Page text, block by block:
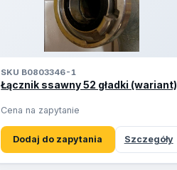
SKU B0803346-1
Łącznik ssawny 52 gładki (wariant)
Cena na zapytanie
Dodaj do zapytania Szczegóły